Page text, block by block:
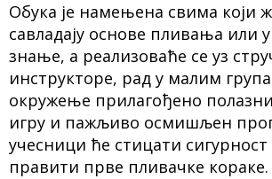
Обука је намењена свима који
савладају основе пливања или
знање, а реализоваће се уз
инструкторе, рад у малим
окружење прилагођено
игру и пажљиво осмишљен
учесници ће стицати
правити прве пливачке кораке.